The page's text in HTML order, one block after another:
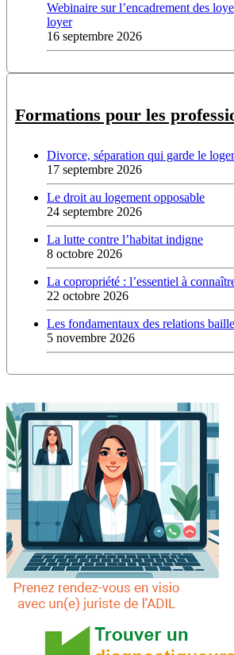
Webinaire sur l’encadrement des
loyer
16 septembre 2026
Formations pour les
Divorce, séparation qui garde le
17 septembre 2026
Le droit au logement opposable
24 septembre 2026
La lutte contre l’habitat indigne
8 octobre 2026
La copropriété : l’essentiel à
22 octobre 2026
Les fondamentaux des relations
5 novembre 2026